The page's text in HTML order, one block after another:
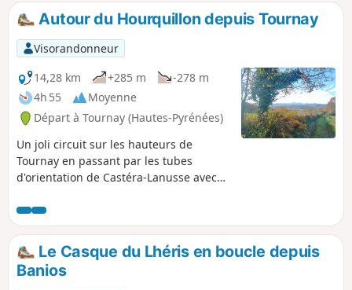
Autour du Hourquillon depuis Tournay
Visorandonneur
14,28 km
+285 m
-278 m
4h 55
Moyenne
Départ à Tournay (Hautes-Pyrénées)
Un joli circuit sur les hauteurs de
Tournay en passant par les tubes
d'orientation de Castéra-Lanusse avec
Le Casque du Lhéris en boucle depuis
Banios